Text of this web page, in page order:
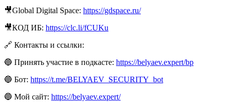
🎥Global Digital Space: https://gdspace.ru/
🎥КОД ИБ: https://clc.li/fCUKu
🔗 Контакты и ссылки:
🔵 Принять участие в подкасте: https://belyaev.expert/bp
🔵 Бот: https://t.me/BELYAEV_SECURITY_bot
🔵 Мой сайт: https://belyaev.expert/